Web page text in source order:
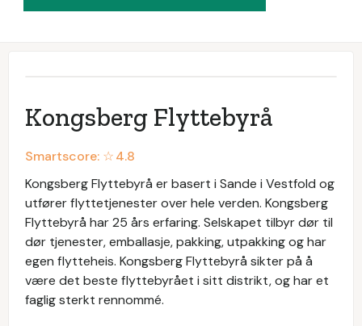
Kongsberg Flyttebyrå
Smartscore: ☆4.8
Kongsberg Flyttebyrå er basert i Sande i Vestfold og
utfører flyttetjenester over hele verden. Kongsberg
Flyttebyrå har 25 års erfaring. Selskapet tilbyr dør til
dør tjenester, emballasje, pakking, utpakking og har
egen flytteheis. Kongsberg Flyttebyrå sikter på å
være det beste flyttebyrået i sitt distrikt, og har et
faglig sterkt rennommé.